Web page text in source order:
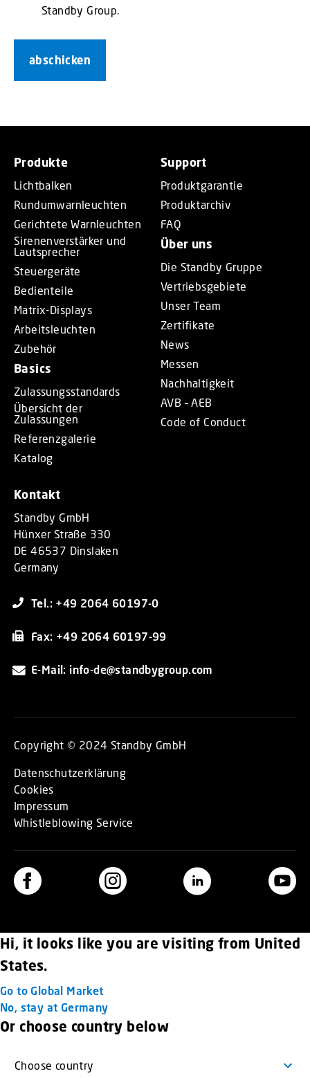
Standby Group.
Produkte
Lichtbalken
Rundumwarnleuchten
Gerichtete Warnleuchten
Sirenenverstärker und
Lautsprecher
Steuergeräte
Bedienteile
Matrix-Displays
Arbeitsleuchten
Zubehör
Basics
Zulassungsstandards
Übersicht der
Zulassungen
Referenzgalerie
Katalog
Support
Produktgarantie
Produktarchiv
FAQ
Über uns
Die Standby Gruppe
Vertriebsgebiete
Unser Team
Zertifikate
News
Messen
Nachhaltigkeit
AVB – AEB
Code of Conduct
Kontakt
Standby GmbH
Hünxer Straße 330
DE 46537 Dinslaken
Germany
Tel.: +49 2064 60197-0
Fax: +49 2064 60197-99
E-Mail: info-de@standbygroup.com
Copyright © 2024 Standby GmbH
Datenschutzerklärung
Cookies
Impressum
Whistleblowing Service
Hi, it looks like you are visiting from United
States.
Go to Global Market
No, stay at Germany
Or choose country below